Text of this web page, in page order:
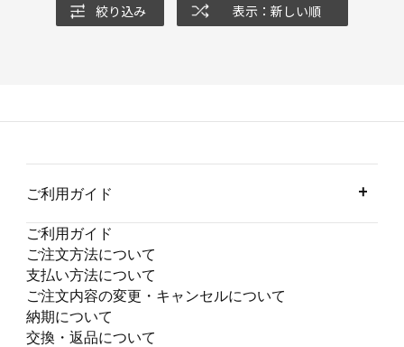
絞り込み 表示：新しい順
ご利用ガイド
ご利用ガイド
ご注文方法について
支払い方法について
ご注文内容の変更・キャンセルについて
納期について
交換・返品について